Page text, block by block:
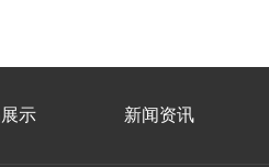
示 新闻资讯